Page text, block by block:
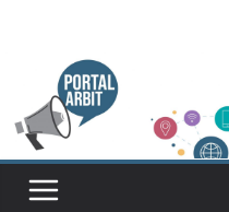
conteúdo